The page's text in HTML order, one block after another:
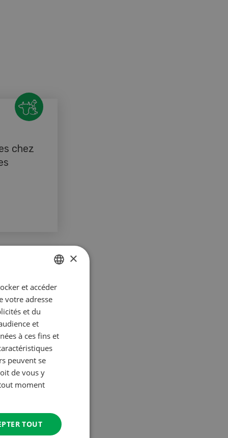
chez
GERMAN
FRENCH
×
et accéder
votre adresse
et du
et
à ces fins et
peuvent se
de vous y
moment
TOUT